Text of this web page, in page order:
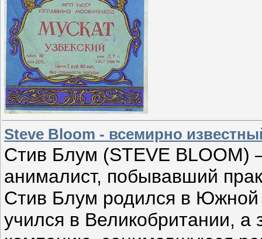
Steve Bloom - всемирно
Стив Блум (STEVE
анималист, побывавший
Стив Блум родился в Южной
учился в Великобритании, а